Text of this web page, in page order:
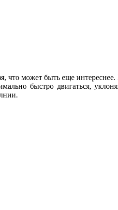
что может быть еще
быстро двигаться,